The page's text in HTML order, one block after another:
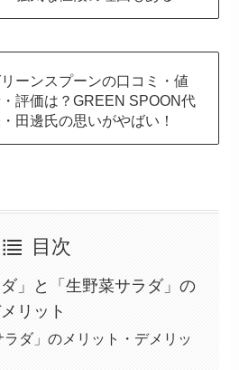
ーンスプーンの口コミ・値
評価は？GREEN SPOON代
田邊氏の思いがやばい！
目次
ダ」と「生野菜サラダ」の
リット
ラダ」のメリット・デメリッ